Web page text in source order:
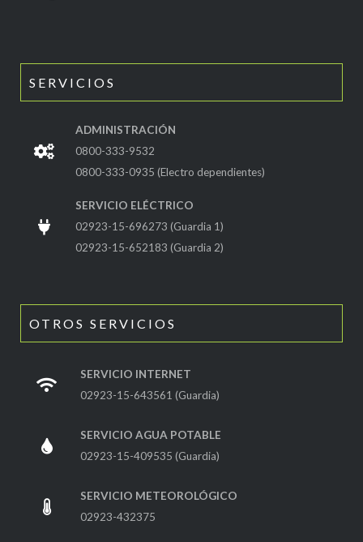
SERVICIOS
ADMINISTRACIÓN
0800-333-9532
0800-333-0935 (Electro dependientes)
SERVICIO ELÉCTRICO
02923-15-696273 (Guardia 1)
02923-15-652183 (Guardia 2)
OTROS SERVICIOS
SERVICIO INTERNET
02923-15-643561 (Guardia)
SERVICIO AGUA POTABLE
02923-15-409535 (Guardia)
SERVICIO METEOROLÓGICO
02923-432375